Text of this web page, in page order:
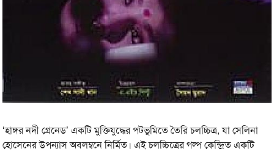
‘হাঙ্গর নদী গ্রেনেড’ একটি মুক্তিযুদ্ধের পটভূমিতে তৈরি চলচ্চিত্র, যা সেলিনা
হোসেনের উপন্যাস অবলম্বনে নির্মিত। এই চলচ্চিত্রের গল্প কেন্দ্রিত একটি